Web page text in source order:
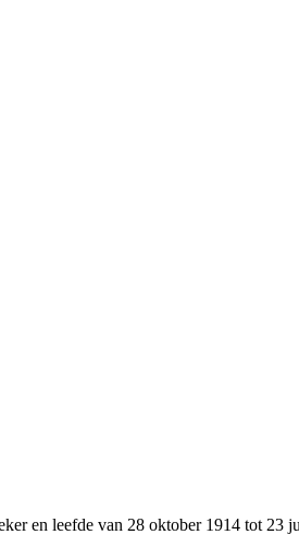
en leefde van 28 oktober 1914 tot 23